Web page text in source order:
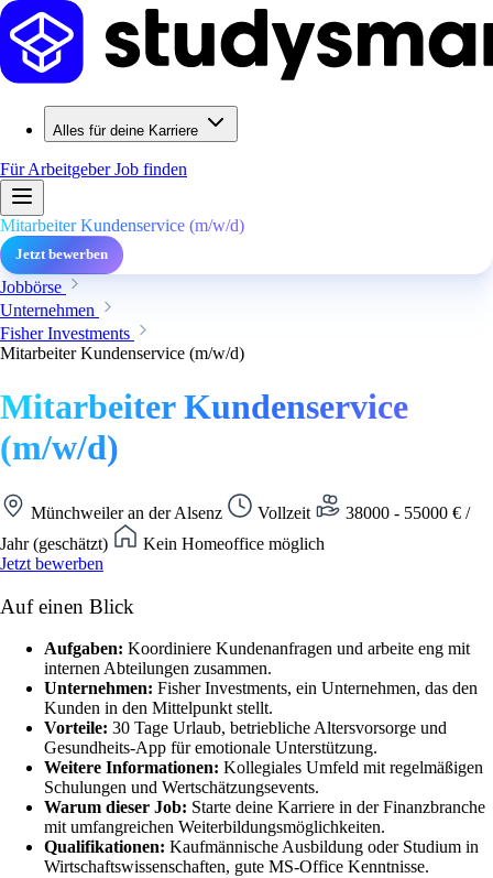
Alles für deine Karriere
Für ArbeitgeberJob finden
Mitarbeiter Kundenservice (m/w/d)
Jetzt bewerben
Jobbörse
Unternehmen
Fisher Investments
Mitarbeiter Kundenservice (m/w/d)
Mitarbeiter Kundenservice
(m/w/d)
Münchweiler an der Alsenz Vollzeit
38000 - 55000 € /
Jahr (geschätzt)
Kein Homeoffice möglich
Jetzt bewerben
Auf einen Blick
Aufgaben: Koordiniere Kundenanfragen und arbeite eng mit
internen Abteilungen zusammen.
Unternehmen: Fisher Investments, ein Unternehmen, das den
Kunden in den Mittelpunkt stellt.
Vorteile: 30 Tage Urlaub, betriebliche Altersvorsorge und
Gesundheits-App für emotionale Unterstützung.
Weitere Informationen: Kollegiales Umfeld mit regelmäßigen
Schulungen und Wertschätzungsevents.
Warum dieser Job: Starte deine Karriere in der Finanzbranche
mit umfangreichen Weiterbildungsmöglichkeiten.
Qualifikationen: Kaufmännische Ausbildung oder Studium in
Wirtschaftswissenschaften, gute MS-Office Kenntnisse.